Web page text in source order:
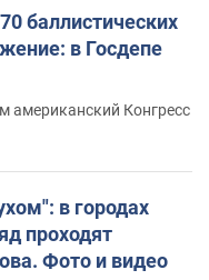
баллистических
в Госдепе
американский Конгресс
в городах
проходят
Фото и видео